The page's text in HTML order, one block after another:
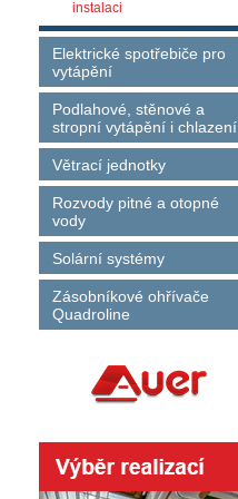
instalaci
Elektrické spotřebiče pro
vytápění
Podlahové, stěnové a
stropní vytápění i chlazení
Větrací jednotky
Rozvody pitné a otopné
vody
Solární systémy
Zásobníkové ohřívače
Quadroline